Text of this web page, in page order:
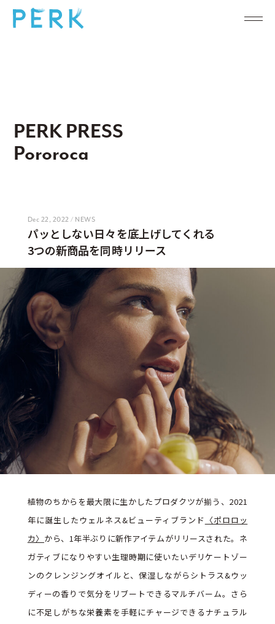
PERK PRESS
Pororoca
Dec 22, 2022 / NEWS
パッとしない日々を底上げしてくれる
3つの新商品を同時リリース
植物のちからを最大限に生かしたプロダクツが揃う、2021
年に誕生したウェルネス&ビューティブランド 〈ポロロッ
カ〉 から、1年半ぶりに新作アイテムがリリースされた。ネ
ガティブになりやすい生理時期に使いたいデリケートゾー
ンのクレンジングオイルと、保湿しながらシトラス&ウッ
ディーの香りで気分をリブートできるマルチバーム。さら
に不足しがちな栄養素を手軽にチャージできるナチュラル